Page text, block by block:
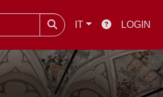
IT LOGIN